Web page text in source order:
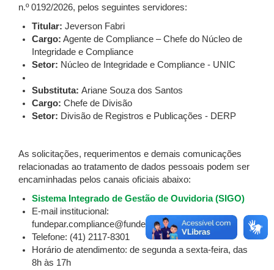
n.º 0192/2026, pelos seguintes servidores:
Titular: Jeverson Fabri
Cargo: Agente de Compliance – Chefe do Núcleo de
Integridade e Compliance
Setor: Núcleo de Integridade e Compliance - UNIC
Substituta: Ariane Souza dos Santos
Cargo: Chefe de Divisão
Setor: Divisão de Registros e Publicações - DERP
As solicitações, requerimentos e demais comunicações
relacionadas ao tratamento de dados pessoais podem ser
encaminhadas pelos canais oficiais abaixo:
Sistema Integrado de Gestão de Ouvidoria (SIGO)
E-mail institucional:
fundepar.compliance@fundepar.pr.gov.br
Telefone: (41) 2117-8301
Horário de atendimento: de segunda a sexta-feira, das
8h às 17h